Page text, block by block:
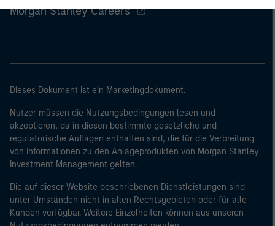
Morgan Stanley Careers
Dieses Dokument ist ein Marketingdokument.
Nutzer müssen die Nutzungsbedingungen lesen und
akzeptieren, da in diesen bestimmte gesetzliche und
regulatorische Auflagen enthalten sind, die für die Verbreitung
von Informationen zu den Anlageprodukten von Morgan Stanley
Investment Management gelten.
Die auf dieser Website beschriebenen Dienstleistungen sind
unter Umständen nicht in allen Rechtsgebieten oder für alle
Kunden verfügbar. Weitere Einzelheiten können aus unseren